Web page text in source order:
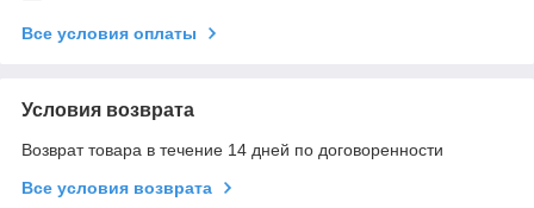
Все условия оплаты
Условия возврата
Возврат товара в течение 14 дней по договоренности
Все условия возврата